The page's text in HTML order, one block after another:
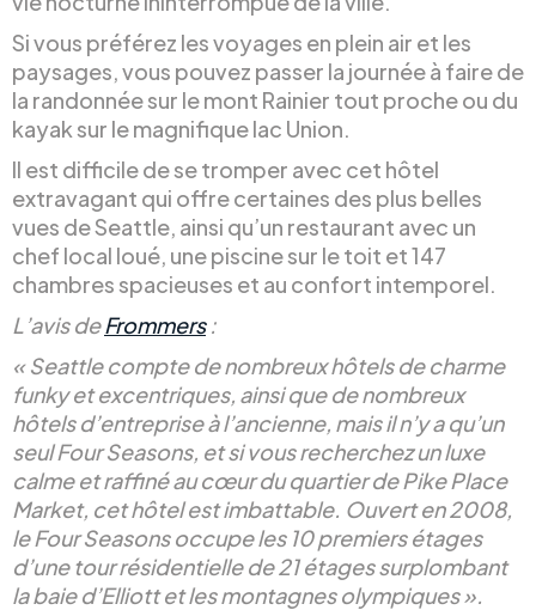
Si vous préférez les voyages en plein air et les
paysages, vous pouvez passer la journée à faire de
la randonnée sur le mont Rainier tout proche ou du
kayak sur le magnifique lac Union.
Il est difficile de se tromper avec cet hôtel
extravagant qui offre certaines des plus belles
vues de Seattle, ainsi qu’un restaurant avec un
chef local loué, une piscine sur le toit et 147
chambres spacieuses et au confort intemporel.
L’avis deFrommers:
« Seattle compte de nombreux hôtels de charme
funky et excentriques, ainsi que de nombreux
hôtels d’entreprise à l’ancienne, mais il n’y a qu’un
seul Four Seasons, et si vous recherchez un luxe
calme et raffiné au cœur du quartier de Pike Place
Market, cet hôtel est imbattable. Ouvert en 2008,
le Four Seasons occupe les 10 premiers étages
d’une tour résidentielle de 21 étages surplombant
la baie d’Elliott et les montagnes olympiques ».